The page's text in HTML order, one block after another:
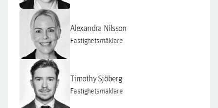
Alexandra Nilsson
Fastighetsmäklare
Timothy Sjöberg
Fastighetsmäklare